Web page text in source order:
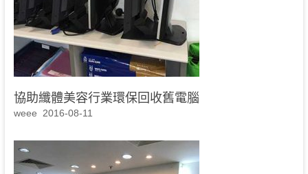
協助纖體美容行業環保回收舊電腦
weee 2016-08-11